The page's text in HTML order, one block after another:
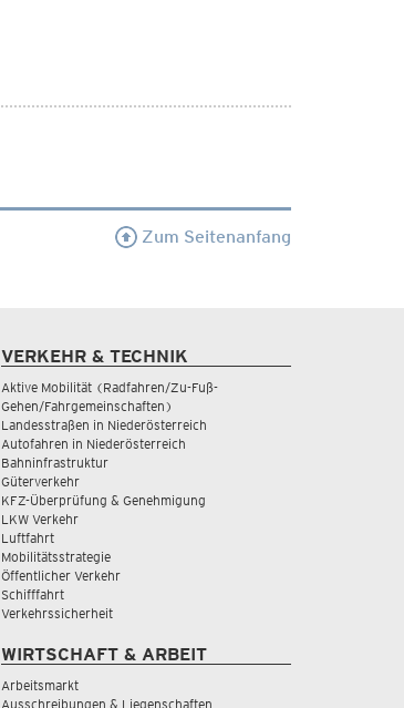
Zum Seitenanfang
VERKEHR & TECHNIK
Aktive Mobilität (Radfahren/Zu-Fuß-
Gehen/Fahrgemeinschaften)
Landesstraßen in Niederösterreich
Autofahren in Niederösterreich
Bahninfrastruktur
Güterverkehr
KFZ-Überprüfung & Genehmigung
LKW Verkehr
Luftfahrt
Mobilitätsstrategie
Öffentlicher Verkehr
Schifffahrt
Verkehrssicherheit
WIRTSCHAFT & ARBEIT
Arbeitsmarkt
Ausschreibungen & Liegenschaften